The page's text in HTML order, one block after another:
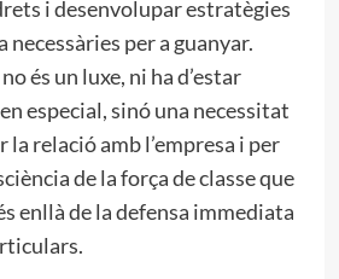
i desenvolupar estratègies
per a guanyar.
és un luxe, ni ha d’estar
especial, sinó una necessitat
relació amb l’empresa i per
de la força de classe que
enllà de la defensa immediata